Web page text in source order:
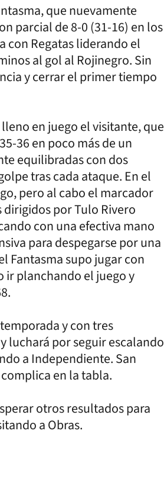
que nuevamente
parcial de 8-0 (31-16) en los
con Regatas liderando el
al gol al Rojinegro. Sin
y cerrar el primer tiempo
en juego el visitante, que
36 en poco más de un
equilibradas con dos
tras cada ataque. En el
pero al cabo el marcador
por Tulo Rivero
con una efectiva mano
para despegarse por una
Fantasma supo jugar con
ir planchando el juego y
y con tres
luchará por seguir escalando
a Independiente. San
en la tabla.
otros resultados para
a Obras.